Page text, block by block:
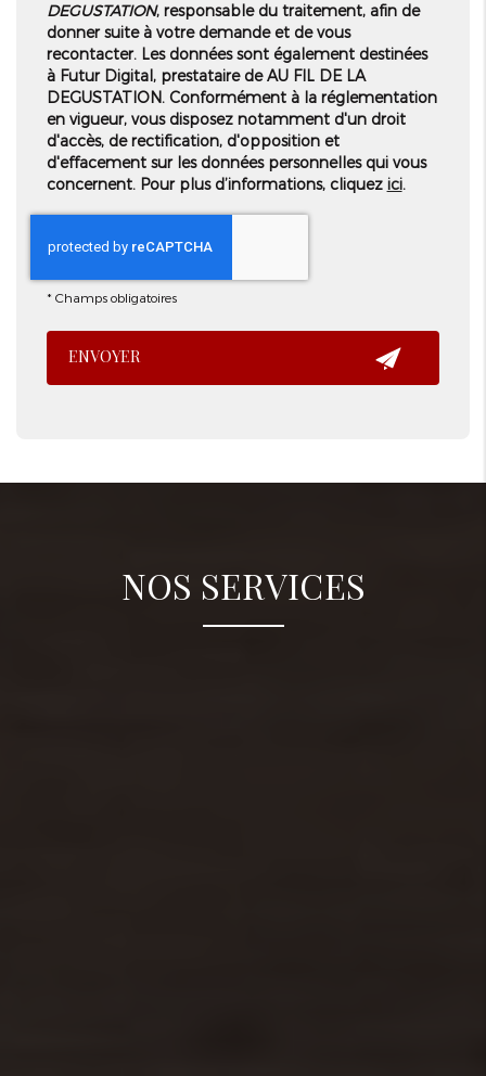
DEGUSTATION, responsable du traitement, afin de
donner suite à votre demande et de vous
recontacter. Les données sont également destinées
à Futur Digital, prestataire de AU FIL DE LA
DEGUSTATION. Conformément à la réglementation
en vigueur, vous disposez notamment d'un droit
d'accès, de rectification, d'opposition et
d'effacement sur les données personnelles qui vous
concernent. Pour plus d’informations, cliquez ici.
* Champs obligatoires
NOS SERVICES